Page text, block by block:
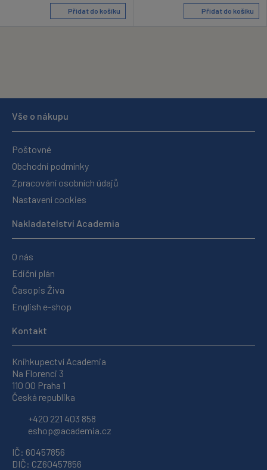
Přidat do košíku Přidat do košíku
Vše o nákupu
Poštovné
Obchodní podmínky
Zpracování osobních údajů
Nastavení cookies
Nakladatelství Academia
O nás
Ediční plán
Časopis Živa
English e-shop
Kontakt
Knihkupectví Academia
Na Florenci 3
110 00 Praha 1
Česká republika
+420 221 403 858
eshop@academia.cz
IČ: 60457856
DIČ: CZ60457856